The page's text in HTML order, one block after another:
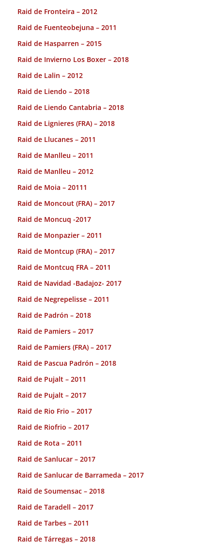
Raid de Fronteira – 2012
Raid de Fuenteobejuna – 2011
Raid de Hasparren – 2015
Raid de Invierno Los Boxer – 2018
Raid de Lalin – 2012
Raid de Liendo – 2018
Raid de Liendo Cantabria – 2018
Raid de Lignieres (FRA) – 2018
Raid de Llucanes – 2011
Raid de Manlleu – 2011
Raid de Manlleu – 2012
Raid de Moia – 20111
Raid de Moncout (FRA) – 2017
Raid de Moncuq -2017
Raid de Monpazier – 2011
Raid de Montcup (FRA) – 2017
Raid de Montcuq FRA – 2011
Raid de Navidad -Badajoz- 2017
Raid de Negrepelisse – 2011
Raid de Padrón – 2018
Raid de Pamiers – 2017
Raid de Pamiers (FRA) – 2017
Raid de Pascua Padrón – 2018
Raid de Pujalt – 2011
Raid de Pujalt – 2017
Raid de Rio Frio – 2017
Raid de Riofrio – 2017
Raid de Rota – 2011
Raid de Sanlucar – 2017
Raid de Sanlucar de Barrameda – 2017
Raid de Soumensac – 2018
Raid de Taradell – 2017
Raid de Tarbes – 2011
Raid de Tárregas – 2018